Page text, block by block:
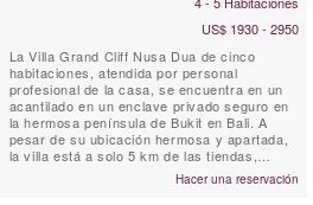
US$ 1930 - 2950
La Villa Grand Cliff Nusa Dua de cinco
habitaciones, atendida por personal
profesional de la casa, se encuentra en un
acantilado en un enclave privado seguro en
la hermosa península de Bukit en Bali. A
pesar de su ubicación hermosa y apartada,
la villa está a solo 5 km de las tiendas,
restaurantes, golf y actividades de deportes
acuáticos de Nusa Dua, todos los cuales
Hacer una reservación